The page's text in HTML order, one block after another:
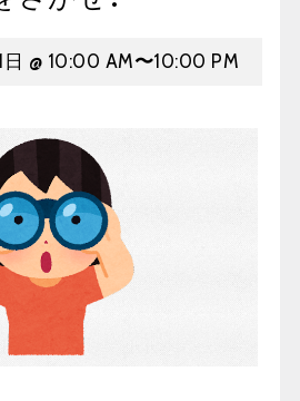
@ 10:00 AM〜10:00 PM